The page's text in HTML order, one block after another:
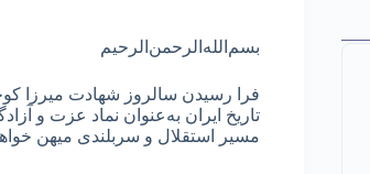
بسم‌الله‌الرحمن‌الرحیم
فرا رسیدن سالروز شهادت میرزا
تاریخ ایران به‌عنوان نماد عزت و
مسیر استقلال و سربلندی میهن